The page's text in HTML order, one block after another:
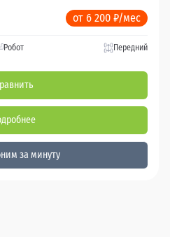
от 6 200 ₽/мес
Робот Передний
за минуту